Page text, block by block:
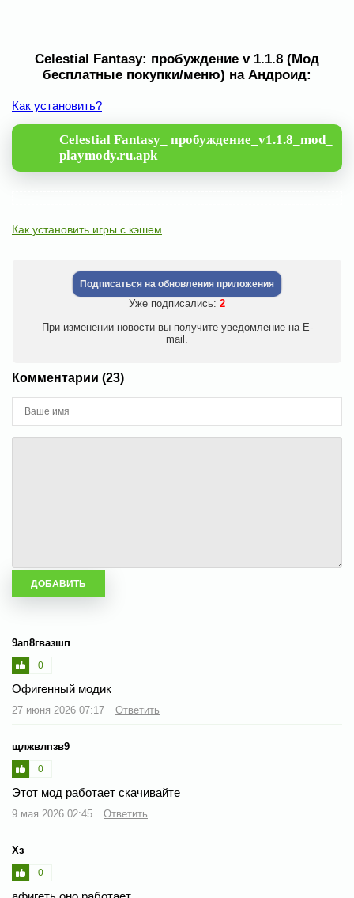
Celestial Fantasy: пробуждение v 1.1.8 (Мод
бесплатные покупки/меню) на Андроид:
Как установить?
Celestial Fantasy_ пробуждение_v1.1.8_mod_
playmody.ru.apk
Как установить игры с кэшем
Подписаться на обновления приложения
Уже подписались: 2
При изменении новости вы получите уведомление на E-
mail.
Комментарии (23)
9ап8гвазшп
0
Офигенный модик
27 июня 2026 07:17 Ответить
щлжвлпзв9
0
Этот мод работает скачивайте
9 мая 2026 02:45 Ответить
Хз
0